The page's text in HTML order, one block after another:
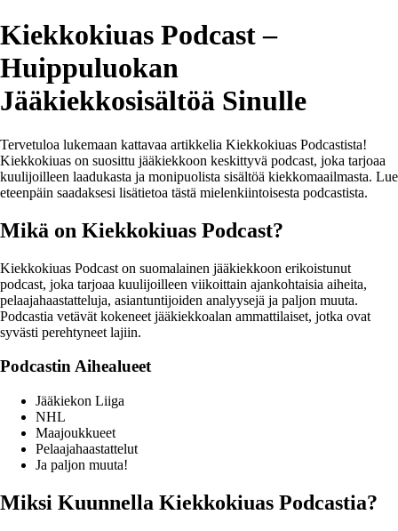
Kiekkokiuas Podcast –
Huippuluokan
Jääkiekkosisältöä Sinulle
Tervetuloa lukemaan kattavaa artikkelia Kiekkokiuas Podcastista!
Kiekkokiuas on suosittu jääkiekkoon keskittyvä podcast, joka tarjoaa
kuulijoilleen laadukasta ja monipuolista sisältöä kiekkomaailmasta. Lue
eteenpäin saadaksesi lisätietoa tästä mielenkiintoisesta podcastista.
Mikä on Kiekkokiuas Podcast?
Kiekkokiuas Podcast on suomalainen jääkiekkoon erikoistunut
podcast, joka tarjoaa kuulijoilleen viikoittain ajankohtaisia aiheita,
pelaajahaastatteluja, asiantuntijoiden analyysejä ja paljon muuta.
Podcastia vetävät kokeneet jääkiekkoalan ammattilaiset, jotka ovat
syvästi perehtyneet lajiin.
Podcastin Aihealueet
Jääkiekon Liiga
NHL
Maajoukkueet
Pelaajahaastattelut
Ja paljon muuta!
Miksi Kuunnella Kiekkokiuas Podcastia?